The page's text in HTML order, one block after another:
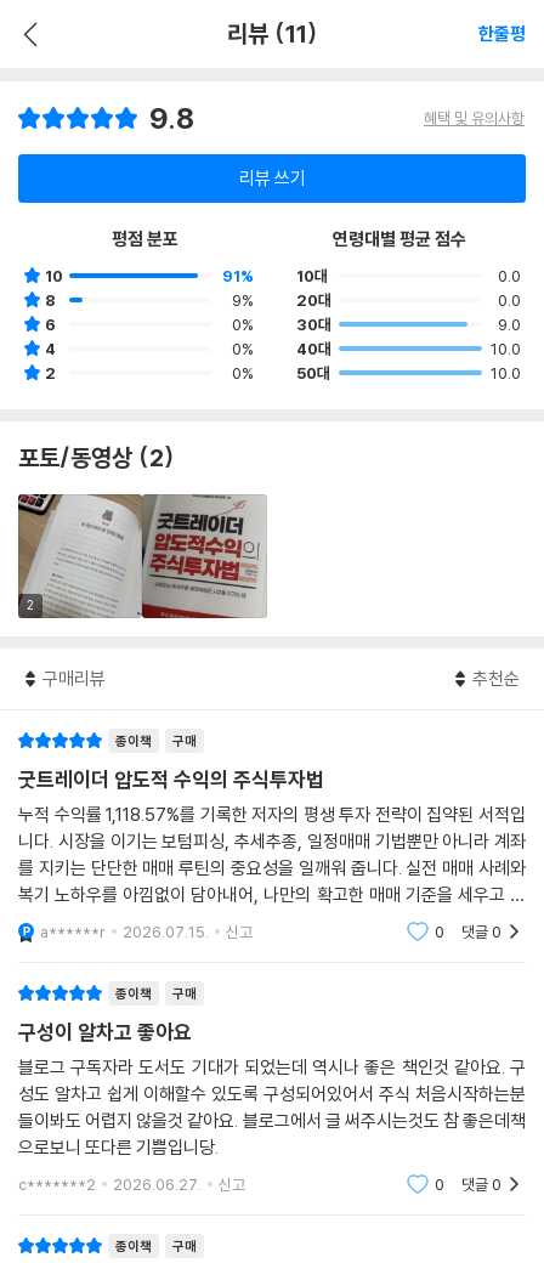
리뷰 (11) 한줄평
9.8 혜택 및 유의사항
리뷰 쓰기
평점 분포
10
91%
8
9%
6
0%
4
0%
2
0%
연령대별 평균 점수
10대
0.0
20대
0.0
30대
9.0
40대
10.0
50대
10.0
포토/동영상 (2)
2
구매리뷰 추천순
종이책 구매
굿트레이더 압도적 수익의 주식투자법
누적 수익률 1,118.57%를 기록한 저자의 평생 투자 전략이 집약된 서적입
니다. 시장을 이기는 보텀피싱, 추세추종, 일정매매 기법뿐만 아니라 계좌
를 지키는 단단한 매매 루틴의 중요성을 일깨워 줍니다. 실전 매매 사례와
복기 노하우를 아낌없이 담아내어, 나만의 확고한 매매 기준을 세우고 압
도적인 수익을 내고 싶은 투자자분들께 적극 추천합니다.
a******r 2026.07.15. 신고 0 댓글0
종이책 구매
구성이 알차고 좋아요
블로그 구독자라 도서도 기대가 되었는데 역시나 좋은 책인것 같아요. 구
성도 알차고 쉽게 이해할수 있도록 구성되어있어서 주식 처음시작하는분
들이봐도 어렵지 않을것 같아요. 블로그에서 글 써주시는것도 참 좋은데책
으로보니 또다른 기쁨입니당.
c*******2 2026.06.27. 신고 0 댓글0
종이책 구매